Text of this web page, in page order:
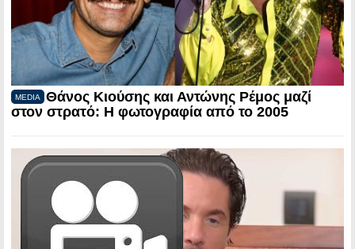
MEDIA
Θάνος Κιούσης και Αντώνης Ρέμος μαζί
στον στρατό: Η φωτογραφία από το 2005